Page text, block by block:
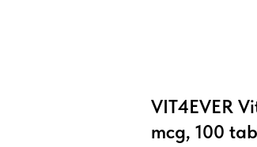
VIT4EVER
mcg, 100